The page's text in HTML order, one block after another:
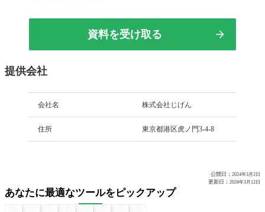
提供会社
会社名 株式会社じげん
住所 東京都港区虎ノ門3-4-8
公開日： 2024年3月2日
更新日： 2026年3月12日
あなたに最適なツールをピックアップ